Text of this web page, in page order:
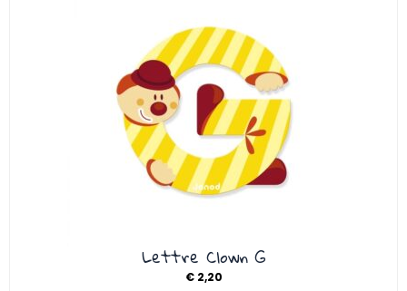
Lettre Clown G
€2,20